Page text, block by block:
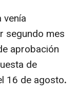
venía
segundo mes
aprobación
de
16 de agosto.